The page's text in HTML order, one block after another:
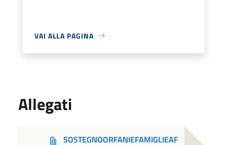
VAI ALLA PAGINA
Allegati
SOSTEGNOORFANIEFAMIGLIEAF